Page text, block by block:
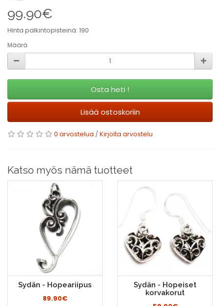
99.90€
Hinta palkintopisteinä: 190
Määrä
Osta heti !
Lisää ostoskoriin
0 arvostelua /Kirjoita arvostelu
Katso myös nämä tuotteet
Sydän - Hopeariipus
89.90€
Sydän - Hopeiset
korvakorut